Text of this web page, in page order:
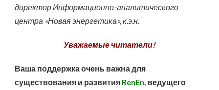
директор Информационно-аналитического
центра «Новая энергетика», к.э.н.
Уважаемые читатели!
Ваша поддержка очень важна для
существования и развития RenEn, ведущего